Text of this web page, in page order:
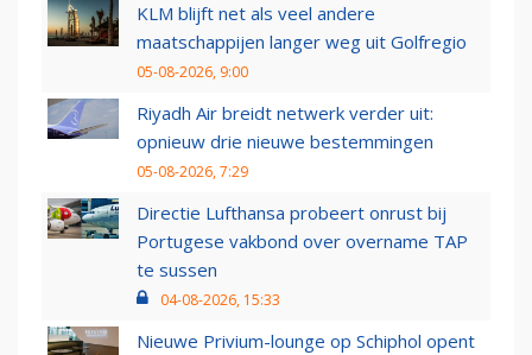
KLM blijft net als veel andere
maatschappijen langer weg uit Golfregio
05-08-2026, 9:00
Riyadh Air breidt netwerk verder uit:
opnieuw drie nieuwe bestemmingen
05-08-2026, 7:29
Directie Lufthansa probeert onrust bij
Portugese vakbond over overname TAP
te sussen
04-08-2026, 15:33
Nieuwe Privium-lounge op Schiphol opent